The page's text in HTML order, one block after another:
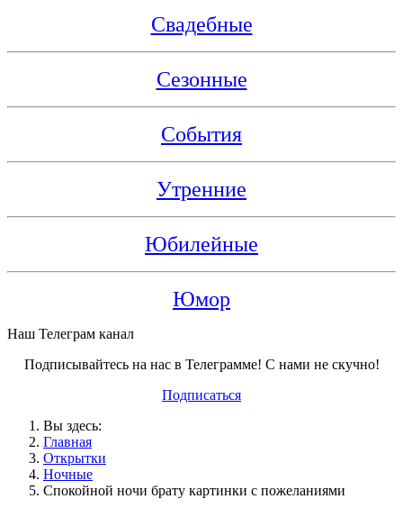
Свадебные
Сезонные
События
Утренние
Юбилейные
Юмор
Наш Телеграм канал
Подписывайтесь на нас в Телеграмме! С нами не скучно!
Подписаться
Вы здесь:
Главная
Открытки
Ночные
Спокойной ночи брату картинки с пожеланиями